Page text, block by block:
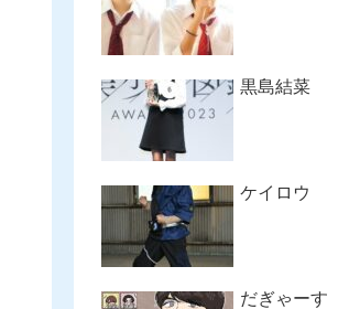
黒島結菜
ケイロウ
だぎゃーす